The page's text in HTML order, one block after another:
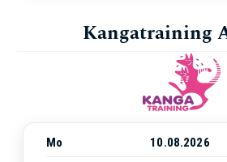
Kangatraining
Mo 10.08.2026